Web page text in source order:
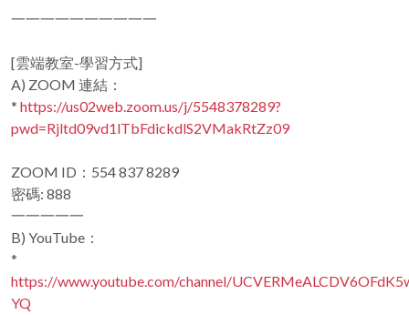
一一一一一一一一一一
[雲端教室-學習方式]
A) ZOOM 連結：
* https://us02web.zoom.us/j/5548378289?
pwd=Rjltd09vd1lTbFdickdlS2VMakRtZz09
ZOOM ID：554 837 8289
密碼: 888
一一一一一
B) YouTube：
*
https://www.youtube.com/channel/
YQ